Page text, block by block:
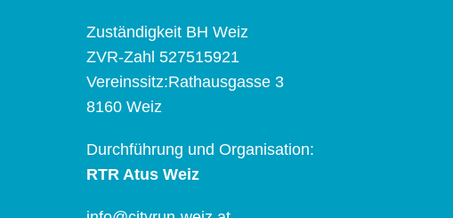
Zuständigkeit BH Weiz
ZVR-Zahl 527515921
Vereinssitz:Rathausgasse 3
8160 Weiz
Durchführung und Organisation:
RTR Atus Weiz